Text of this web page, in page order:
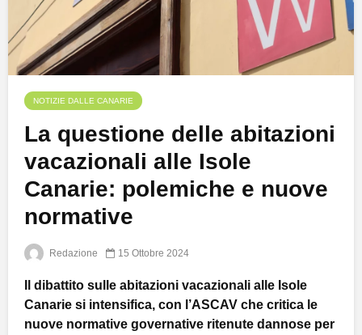
NOTIZIE DALLE CANARIE
La questione delle abitazioni
vacazionali alle Isole
Canarie: polemiche e nuove
normative
Redazione 15 Ottobre 2024
Il dibattito sulle abitazioni vacazionali alle Isole
Canarie si intensifica, con l’ASCAV che critica le
nuove normative governative ritenute dannose per